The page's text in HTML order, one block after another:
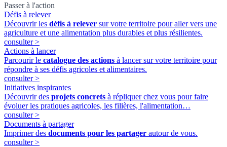
Passer à l'action
Défis à relever
Découvrir les défis à relever sur votre territoire pour aller vers une
agriculture et une alimentation plus durables et plus résilientes.
consulter>
Actions à lancer
Parcourir le catalogue des actions à lancer sur votre territoire pour
répondre à ses défis agricoles et alimentaires.
consulter>
Initiatives inspirantes
Découvrir des projets concrets à répliquer chez vous pour faire
évoluer les pratiques agricoles, les filières, l'alimentation…
consulter>
Documents à partager
Imprimer des documents pour les partager autour de vous.
consulter>